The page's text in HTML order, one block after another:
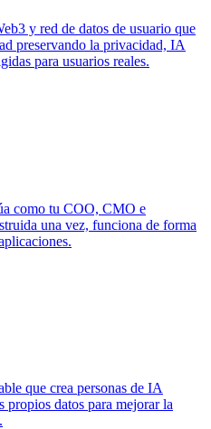
y red de datos de usuario que
preservando la privacidad, IA
para usuarios reales.
como tu COO, CMO e
una vez, funciona de forma
que crea personas de IA
propios datos para mejorar la